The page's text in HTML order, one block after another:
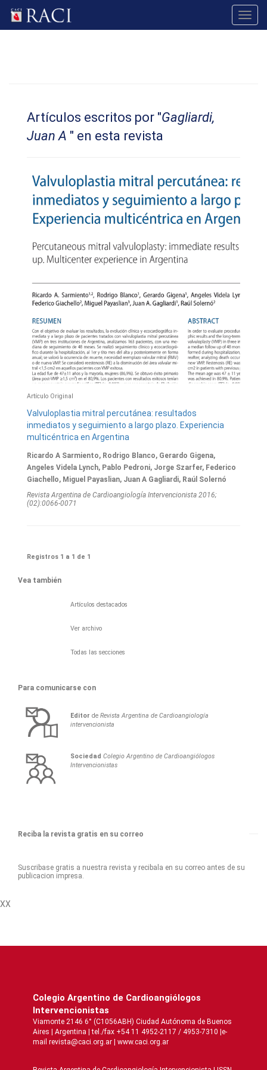
Artículos escritos por "Gagliardi,
Juan A " en esta revista
Artículo Original
Valvuloplastia mitral percutánea: resultados
inmediatos y seguimiento a largo plazo. Experiencia
multicéntrica en Argentina
Ricardo A Sarmiento, Rodrigo Blanco, Gerardo Gigena,
Angeles Videla Lynch, Pablo Pedroni, Jorge Szarfer, Federico
Giachello, Miguel Payaslian, Juan A Gagliardi, Raúl Solernó
Revista Argentina de Cardioangiologí­a Intervencionista 2016;
(02):0066-0071
Registros 1 a 1 de 1
Vea también
Artículos destacados
Ver archivo
Todas las secciones
Para comunicarse con
Editor deRevista Argentina de Cardioangiología
intervencionista
Sociedad Colegio Argentino de Cardioangiólogos
Intervencionistas
Reciba la revista gratis en su correo
Suscribase gratis a nuestra revista y recibala en su correo antes de su
publicacion impresa.
XX
Colegio Argentino de Cardioangiólogos
Intervencionistas
Viamonte 2146 6° (C1056ABH) Ciudad Autónoma de Buenos
Aires | Argentina | tel./fax +54 11 4952-2117 / 4953-7310 |e-
mail revista@caci.org.ar | www.caci.org.ar